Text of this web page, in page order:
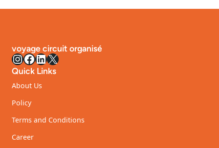
fiable
cher
en
2026
et
salle
de
bains
Benkemoun
voyage circuit organisé
InstagramFacebook LinkedIn X
Quick Links
About Us
Policy
Terms and Conditions
Career